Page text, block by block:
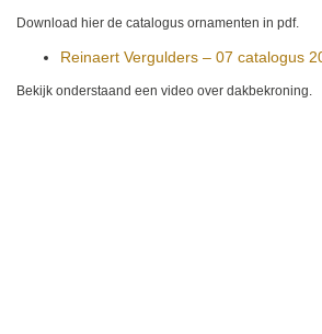
Download hier de catalogus ornamenten in pdf.
Reinaert Vergulders – 07 catalogus
Bekijk onderstaand een video over dakbekroning.